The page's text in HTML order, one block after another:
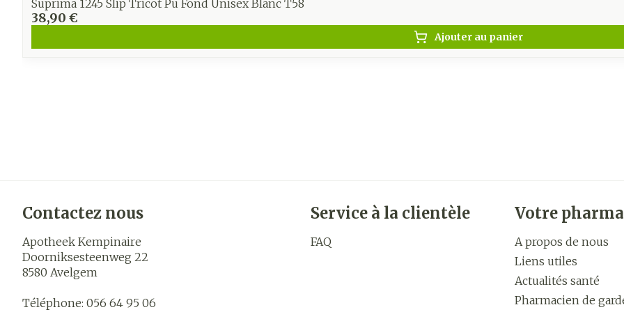
Suprima 1245 Slip Tricot Pu Fond Unisex Blanc T58
38,90 €
Ajouter au panier
Contactez nous
Apotheek Kempinaire
Doorniksesteenweg 22
8580 Avelgem
Téléphone: 056 64 95 06
Service à la clientèle
FAQ
Votre
A propos de nous
Liens utiles
Actualités santé
Pharmacien de